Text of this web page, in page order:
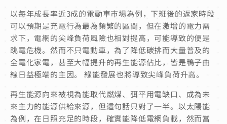
以每年成長率近3成的電動車市場為例，下班後的返家時段
可以預期是充電行為最為頻繁的區間，但在激增的電力需
求下，電網的尖峰負荷風險也相對提高，可能導致的便是
跳電危機。然而不只電動車，為了降低碳排而大量普及的
全電化家電，甚至大幅提升的再生能源佔比，皆是鴨子曲
線日益極端的主因。 綠能發展也將導致尖峰負荷升高。
再生能源向來被視為能取代燃煤、弭平用電缺口、成為未
來主力的能源供給來源，但這句話只對了一半。以太陽能
為例，在日照充足的時段，確實能降低電網負載，然而當